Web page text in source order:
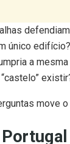
único
a
move o